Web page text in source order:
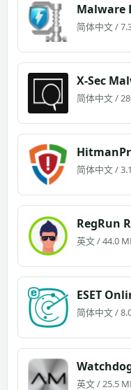
Malware
简体中文 /
X-Sec
简体中文 /
简体中文 /
RegRun
英文 / 44.0
ESET
简体中文 /
英文 / 25.5